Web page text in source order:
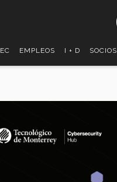
EMPLEOS I + D SOCIOS